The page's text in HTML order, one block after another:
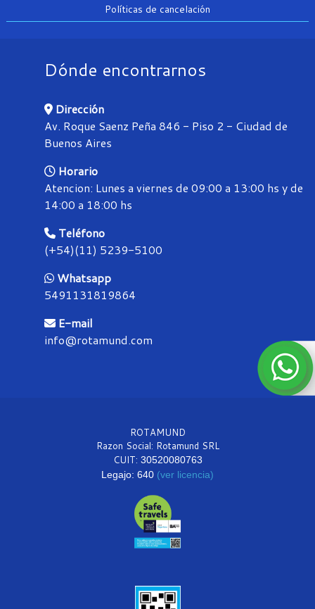
Políticas de cancelación
Dónde encontrarnos
Dirección
Av. Roque Saenz Peña 846 - Piso 2 - Ciudad de
Buenos Aires
Horario
Atencion: Lunes a viernes de 09:00 a 13:00 hs y de
14:00 a 18:00 hs
Teléfono
(+54)(11) 5239-5100
Whatsapp
5491131819864
E-mail
info@rotamund.com
ROTAMUND
Razon Social: Rotamund SRL
CUIT: 30520080763
Legajo: 640 (ver licencia)